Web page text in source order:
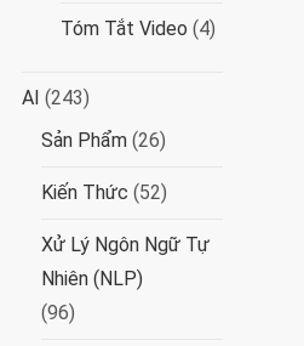
Tóm Tắt Video (4)
AI (243)
Sản Phẩm (26)
Kiến Thức (52)
Xử Lý Ngôn Ngữ Tự
Nhiên (NLP)
(96)